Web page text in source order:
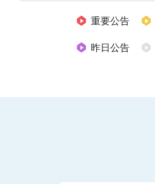
重要公告
昨日公告